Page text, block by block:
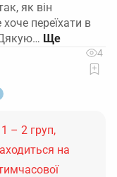
як він
переїхати в
Дякую…
4
– 2 груп,
на